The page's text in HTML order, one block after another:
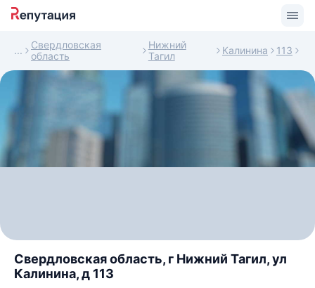
Свердловская
область
Нижний
Тагил
Калинина 113
Свердловская область, г Нижний Тагил, ул
Калинина, д 113